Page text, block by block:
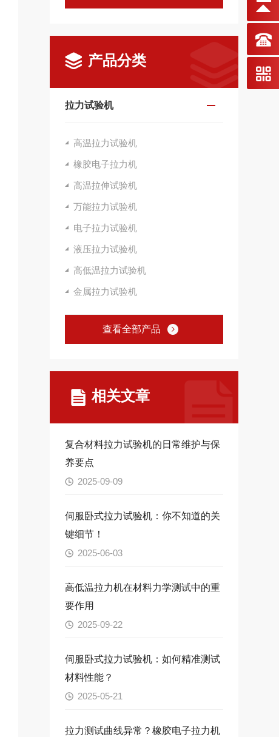
产品分类
拉力试验机
高温拉力试验机
橡胶电子拉力机
高温拉伸试验机
万能拉力试验机
电子拉力试验机
液压拉力试验机
高低温拉力试验机
金属拉力试验机
查看全部产品
相关文章
复合材料拉力试验机的日常维护与保
养要点
2025-09-09
伺服卧式拉力试验机：你不知道的关
键细节！
2025-06-03
高低温拉力机在材料力学测试中的重
要作用
2025-09-22
伺服卧式拉力试验机：如何精准测试
材料性能？
2025-05-21
拉力测试曲线异常？橡胶电子拉力机